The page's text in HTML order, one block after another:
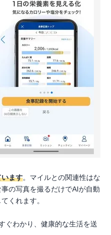
ます。マイルとの関連性はな
の写真を撮るだけでAIが自動
くれます。
ぐわかり、健康的な生活を送